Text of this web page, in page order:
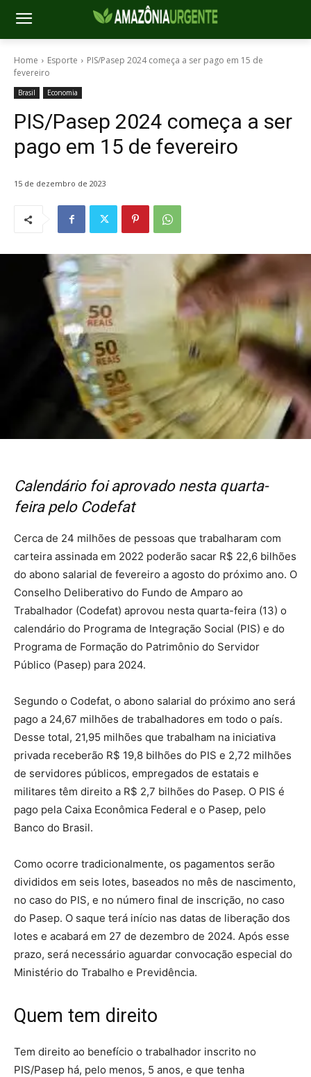
Home Esporte
PIS/Pasep 2024 começa a ser pago em 15 de
fevereiro
Brasil Economia
PIS/Pasep 2024 começa a ser
pago em 15 de fevereiro
15 de dezembro de 2023
Calendário foi aprovado nesta quarta-
feira pelo Codefat
Cerca de 24 milhões de pessoas que trabalharam com
carteira assinada em 2022 poderão sacar R$ 22,6 bilhões
do abono salarial de fevereiro a agosto do próximo ano. O
Conselho Deliberativo do Fundo de Amparo ao
Trabalhador (Codefat) aprovou nesta quarta-feira (13) o
calendário do Programa de Integração Social (PIS) e do
Programa de Formação do Patrimônio do Servidor
Público (Pasep) para 2024.
Segundo o Codefat, o abono salarial do próximo ano será
pago a 24,67 milhões de trabalhadores em todo o país.
Desse total, 21,95 milhões que trabalham na iniciativa
privada receberão R$ 19,8 bilhões do PIS e 2,72 milhões
de servidores públicos, empregados de estatais e
militares têm direito a R$ 2,7 bilhões do Pasep. O PIS é
pago pela Caixa Econômica Federal e o Pasep, pelo
Banco do Brasil.
Como ocorre tradicionalmente, os pagamentos serão
divididos em seis lotes, baseados no mês de nascimento,
no caso do PIS, e no número final de inscrição, no caso
do Pasep. O saque terá início nas datas de liberação dos
lotes e acabará em 27 de dezembro de 2024. Após esse
prazo, será necessário aguardar convocação especial do
Ministério do Trabalho e Previdência.
Quem tem direito
Tem direito ao benefício o trabalhador inscrito no
PIS/Pasep há, pelo menos, 5 anos, e que tenha